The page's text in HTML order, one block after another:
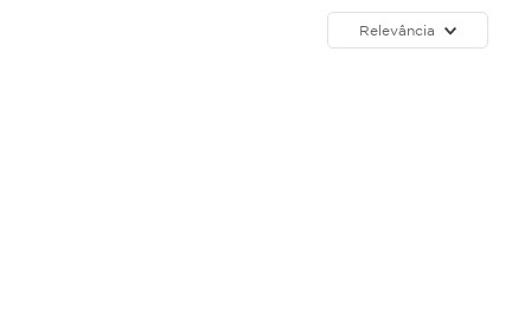
Relevância